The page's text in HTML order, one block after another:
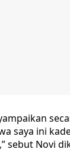
saya ini
sebut Novi